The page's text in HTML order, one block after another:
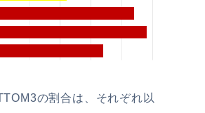
の割合は、それぞれ以